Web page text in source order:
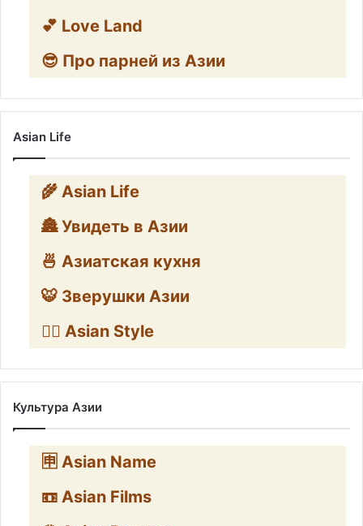
💕 Love Land
😎 Про парней из Азии
Asian Life
🌾 Asian Life
🏯 Увидеть в Азии
🍜 Азиатская кухня
🐯 Зверушки Азии
🧛‍♂️ Asian Style
Культура Азии
🈸 Asian Name
📼 Asian Films